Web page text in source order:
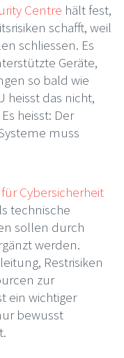
Centre hält fest,
schafft, weil
schliessen. Es
Geräte,
so bald wie
heisst das nicht,
heisst: Der
muss
Cybersicherheit
technische
sollen durch
werden.
Restrisiken
zur
ein wichtiger
bewusst